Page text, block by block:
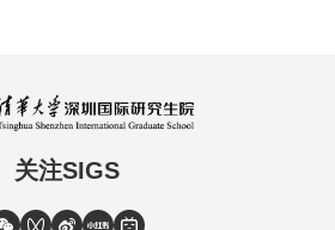
关注SIGS